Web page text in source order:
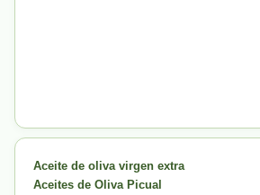
Aceite de oliva virgen extra
Aceites de Oliva Picual